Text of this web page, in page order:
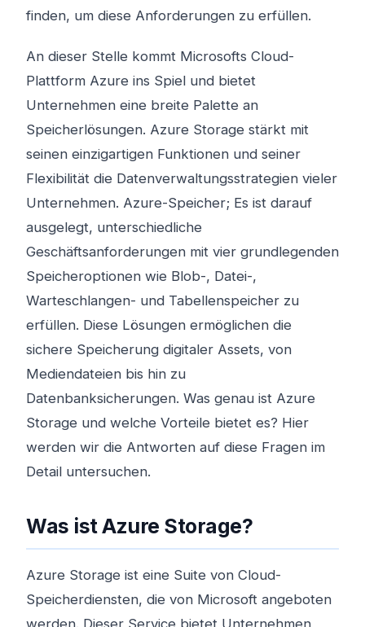
finden, um diese Anforderungen zu erfüllen.
An dieser Stelle kommt Microsofts Cloud-
Plattform Azure ins Spiel und bietet
Unternehmen eine breite Palette an
Speicherlösungen. Azure Storage stärkt mit
seinen einzigartigen Funktionen und seiner
Flexibilität die Datenverwaltungsstrategien vieler
Unternehmen. Azure-Speicher; Es ist darauf
ausgelegt, unterschiedliche
Geschäftsanforderungen mit vier grundlegenden
Speicheroptionen wie Blob-, Datei-,
Warteschlangen- und Tabellenspeicher zu
erfüllen. Diese Lösungen ermöglichen die
sichere Speicherung digitaler Assets, von
Mediendateien bis hin zu
Datenbanksicherungen. Was genau ist Azure
Storage und welche Vorteile bietet es? Hier
werden wir die Antworten auf diese Fragen im
Detail untersuchen.
Was ist Azure Storage?
Azure Storage ist eine Suite von Cloud-
Speicherdiensten, die von Microsoft angeboten
werden. Dieser Service bietet Unternehmen